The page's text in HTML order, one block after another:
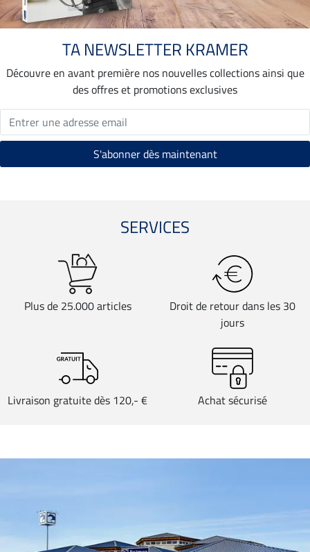
TA NEWSLETTER KRAMER
Découvre en avant première nos nouvelles collections ainsi que
des offres et promotions exclusives
SERVICES
Plus de 25.000 articles
Droit de retour dans les 30
jours
Livraison gratuite dès 120,- € Achat sécurisé